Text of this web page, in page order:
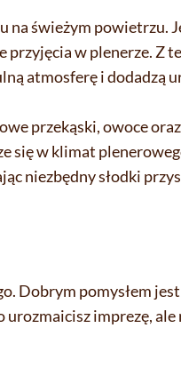
na świeżym powietrzu.
w plenerze. Z
atmosferę i dodadzą
przekąski, owoce
się w klimat
niezbędny słodki
Dobrym pomysłem
urozmaicisz imprezę,